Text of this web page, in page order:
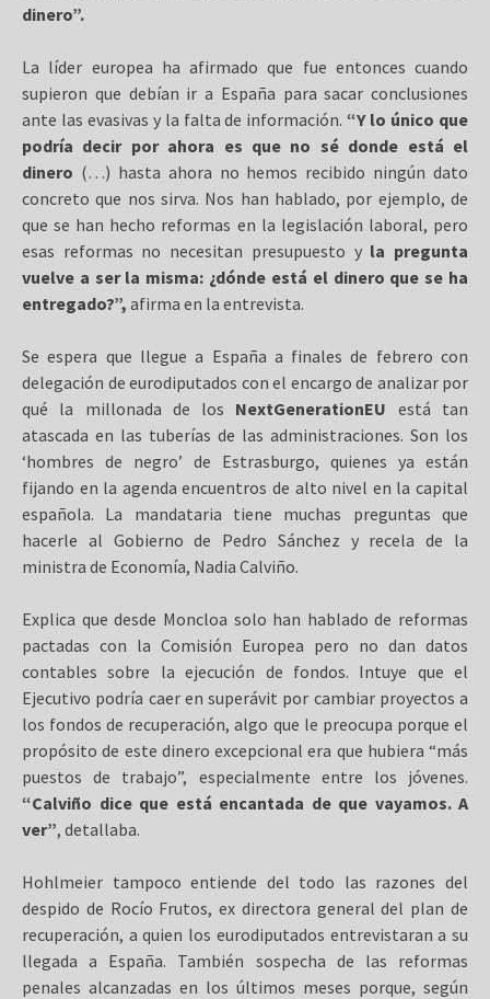
dinero”.
La líder europea ha afirmado que fue entonces cuando
supieron que debían ir a España para sacar conclusiones
ante las evasivas y la falta de información. “Y lo único que
podría decir por ahora es que no sé donde está el
dinero (…) hasta ahora no hemos recibido ningún dato
concreto que nos sirva. Nos han hablado, por ejemplo, de
que se han hecho reformas en la legislación laboral, pero
esas reformas no necesitan presupuesto yla pregunta
vuelve a ser la misma: ¿dónde está el dinero que se ha
entregado?”, afirma en la entrevista.
Se espera que llegue a España a finales de febrero con
delegación de eurodiputados con el encargo de analizar por
qué la millonada de los NextGenerationEU está tan
atascada en las tuberías de las administraciones. Son los
‘hombres de negro’ de Estrasburgo, quienes ya están
fijando en la agenda encuentros de alto nivel en la capital
española. La mandataria tiene muchas preguntas que
hacerle al Gobierno de Pedro Sánchez y recela de la
ministra de Economía, Nadia Calviño.
Explica que desde Moncloa solo han hablado de reformas
pactadas con la Comisión Europea pero no dan datos
contables sobre la ejecución de fondos. Intuye que el
Ejecutivo podría caer en superávit por cambiar proyectos a
los fondos de recuperación, algo que le preocupa porque el
propósito de este dinero excepcional era que hubiera “más
puestos de trabajo”, especialmente entre los jóvenes.
“Calviño dice que está encantada de que vayamos. A
ver”, detallaba.
Hohlmeier tampoco entiende del todo las razones del
despido de Rocío Frutos, ex directora general del plan de
recuperación, a quien los eurodiputados entrevistaran a su
llegada a España. También sospecha de las reformas
penales alcanzadas en los últimos meses porque, según